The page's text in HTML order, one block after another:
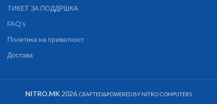
ТИКЕТ ЗА ПОДДРШКА
FAQ's
Политика на приватност
Достава
NITRO.MK 2026 CRAFTED&POWERED BY NITRO COMPUTERS